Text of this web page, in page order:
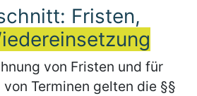
Fristen,
von Fristen und für
Terminen gelten die §§